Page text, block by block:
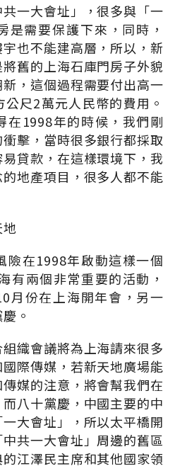
一大會址」，很多與「一
是需要保護下來，同時，
宇也不能建高層，所以，新
舊的上海石庫門房子外貌
，這個過程需要付出高一
尺2萬元人民幣的費用。
在1998年的時候，我們剛
擊，當時很多銀行都採取
貸款，在這樣環境下，我
地產項目，很多人都不能
險在1998年啟動這樣一個
有兩個非常重要的活動，
月份在上海開年會，另一
。
織會議將為上海請來很多
際傳媒，若新天地廣場能
媒的注意，將會幫我們在
八十黨慶，中國主要的中
大會址」，所以太平橋開
共一大會址」周邊的舊區
江澤民主席和其他國家領